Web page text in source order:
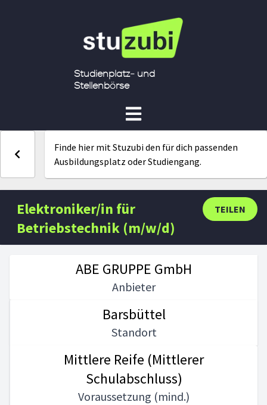
Studienplatz- und
Stellenbörse
Finde hier mit Stuzubi den für dich passenden
Ausbildungsplatz oder Studiengang.
TEILEN
Elektroniker/in für
Betriebstechnik (m/w/d)
ABE GRUPPE GmbH
Anbieter
Barsbüttel
Standort
Mittlere Reife (Mittlerer
Schulabschluss)
Voraussetzung (mind.)